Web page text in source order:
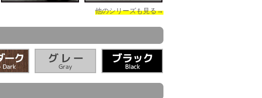
他のシリーズも見る→